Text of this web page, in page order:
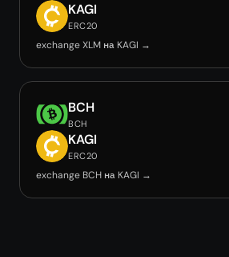
KAGI
ERC20
exchange XLM на KAGI →
BCH
BCH
KAGI
ERC20
exchange BCH на KAGI →